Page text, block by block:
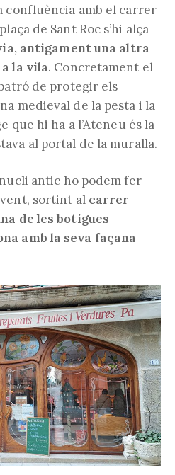
confluència amb el carrer
de Sant Roc s’hi alça
antigament una altra
la vila. Concretament el
de protegir els
medieval de la pesta i la
que hi ha a l’Ateneu és la
al portal de la muralla.
antic ho podem fer
sortint al carrer
de les botigues
amb la seva façana